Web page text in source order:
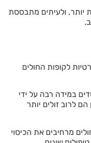
יותר, ולעיתים מתבססת
לקופות החולים
במידה רבה על ידי
לרוב זולים יותר
מרחיבים את הכיסוי